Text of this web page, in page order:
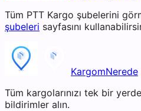
Tüm PTT Kargo şubelerini
şubeleri sayfasını
KargomNerede
Tüm kargolarınızı tek bir
bildirimler alın.